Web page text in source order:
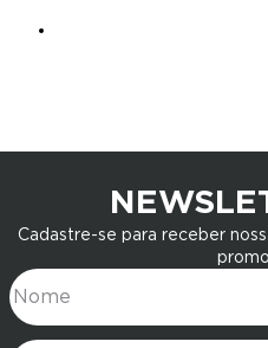
Cadastre-se para receber
Nome